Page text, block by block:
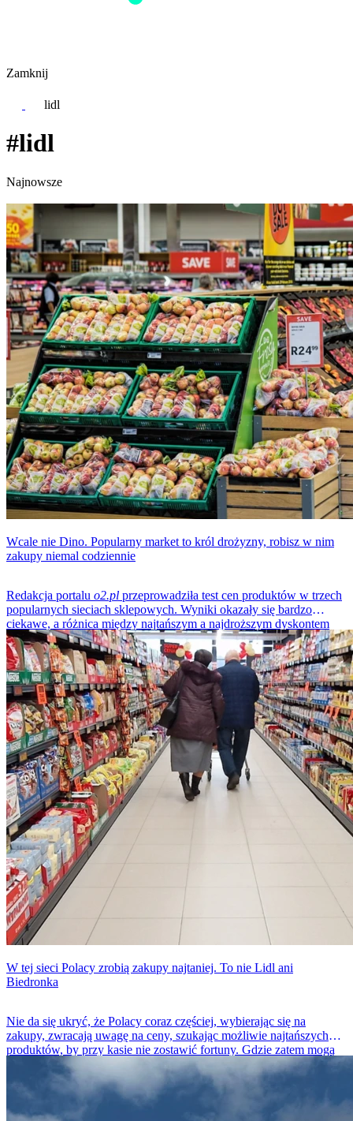
Zamknij
lidl
#lidl
Najnowsze
Wcale nie Dino. Popularny market to król drożyzny, robisz w nim
zakupy niemal codziennie
Redakcja portalu o2.pl przeprowadziła test cen produktów w trzech
popularnych sieciach sklepowych. Wyniki okazały się bardzo
ciekawe, a różnica między najtańszym a najdroższym dyskontem
zaskoczyła konsumentów. Czy poznaliśmy najdroższy market w
grudniu 2025 roku?
W tej sieci Polacy zrobią zakupy najtaniej. To nie Lidl ani
Biedronka
Nie da się ukryć, że Polacy coraz częściej, wybierając się na
zakupy, zwracają uwagę na ceny, szukając możliwie najtańszych
produktów, by przy kasie nie zostawić fortuny. Gdzie zatem mogą
kupić produkty w atrakcyjnych cenach, niższych niż u konkurencji?
Listopadowe dane nie pozostawiają złudzeń.